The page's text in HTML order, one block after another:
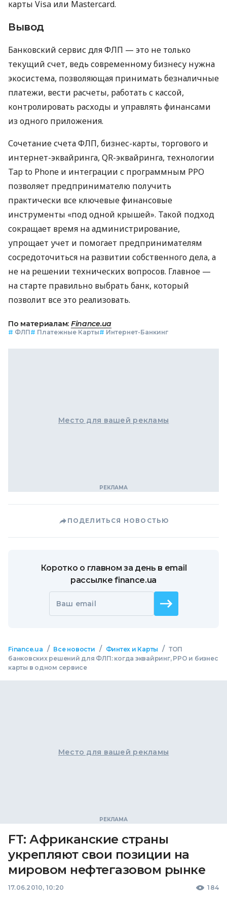
карты Visa или Mastercard.
Вывод
Банковский сервис для ФЛП — это не только
текущий счет, ведь современному бизнесу нужна
экосистема, позволяющая принимать безналичные
платежи, вести расчеты, работать с кассой,
контролировать расходы и управлять финансами
из одного приложения.
Сочетание счета ФЛП, бизнес-карты, торгового и
интернет-эквайринга, QR-эквайринга, технологии
Tap to Phone и интеграции с программным РРО
позволяет предпринимателю получить
практически все ключевые финансовые
инструменты «под одной крышей». Такой подход
сокращает время на администрирование,
упрощает учет и помогает предпринимателям
сосредоточиться на развитии собственного дела, а
не на решении технических вопросов. Главное —
на старте правильно выбрать банк, который
позволит все это реализовать.
По материалам: Finance.ua
# ФЛП# Платежные Карты# Интернет-Банкинг
Место для вашей рекламы
ПОДЕЛИТЬСЯ НОВОСТЬЮ
Коротко о главном за день в email
рассылке finance.ua
Ваш email
Finance.ua / Все новости / Финтех и Карты / ТОП
банковских решений для ФЛП: когда эквайринг, РРО и бизнес
карты в одном сервисе
Место для вашей рекламы
FT: Африканские страны
укрепляют свои позиции на
мировом нефтегазовом рынке
17.06.2010, 10:20 184